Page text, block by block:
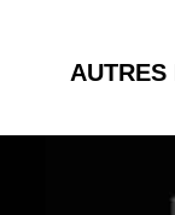
AUTRES